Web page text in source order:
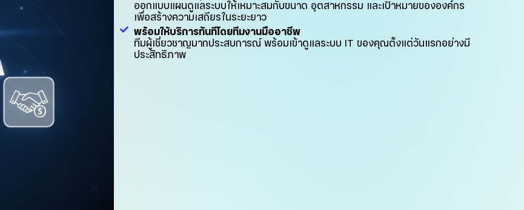
ออกแบบแผนดูแลระบบให้เหมาะสมกับขนาด อุตสาหกรรม และเป้าหมายขององค์กร
เพื่อสร้างความเสถียรในระยะยาว
พร้อมให้บริการทันทีโดยทีมงานมืออาชีพ
ทีมผู้เชี่ยวชาญมากประสบการณ์ พร้อมเข้าดูแลระบบ IT ของคุณตั้งแต่วันแรกอย่างมี
ประสิทธิภาพ